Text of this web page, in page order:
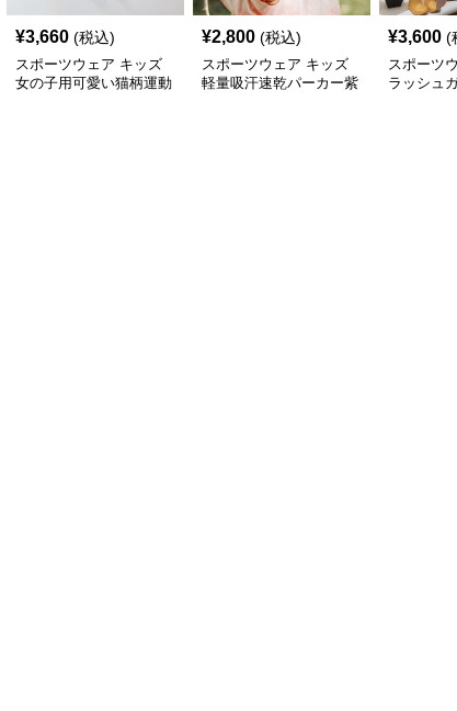
¥3,660 (税込)
スポーツウェア キッズ
女の子用可愛い猫柄運動
¥2,800 (税込)
スポーツウェア キッズ
軽量吸汗速乾パーカー紫
¥3,600 (
スポーツ
ラッシュ